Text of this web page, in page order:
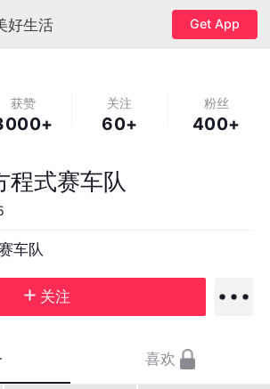
好生活 Get App
获赞 关注
60+
粉丝
400+
程式赛车队
车队
关注
喜欢